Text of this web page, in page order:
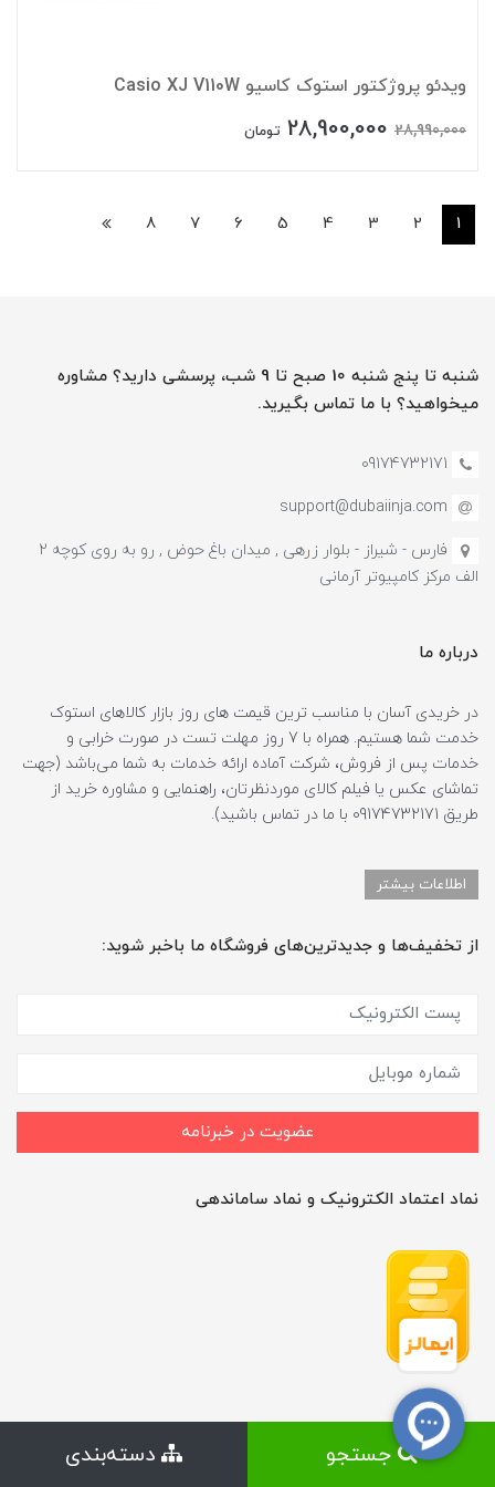
ویدئو پروژکتور استوک کاسیو Casio XJ V110W
28,990,000
28,900,000 تومان
1
2
3
4
5
6
7
8
شنبه تا پنج شنبه 10 صبح تا 9 شب، پرسشی دارید؟ مشاوره
میخواهید؟ با ما تماس بگیرید.
09174732171
support@dubaiinja.com
فارس - شیراز - بلوار زرهی , میدان باغ حوض , رو به روی کوچه 2
الف مرکز کامپیوتر آرمانی
درباره ما
در خریدی آسان با مناسب ترین قیمت های روز بازار کالاهای استوک
خدمت شما هستیم. همراه با 7 روز مهلت تست در صورت خرابی و
خدمات پس از فروش، شرکت آماده ارائه خدمات به شما می‌باشد (جهت
تماشای عکس یا فیلم کالای موردنظرتان، راهنمایی و مشاوره خرید از
طریق 09174732171 با ما در تماس باشید).
اطلاعات بیشتر
از تخفیف‌ها و جدیدترین‌های فروشگاه ما باخبر شوید:
عضویت در خبرنامه
نماد اعتماد الکترونیک و نماد ساماندهی
ساخت سایت توسطPortal